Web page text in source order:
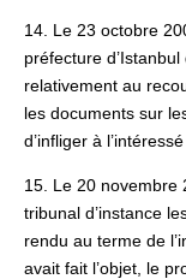
14. Le 23 octobre
préfecture
relativement au
les documents sur
d’infliger à
15. Le 20 novembre
tribunal d’instance
rendu au terme de
avait fait l’objet, le